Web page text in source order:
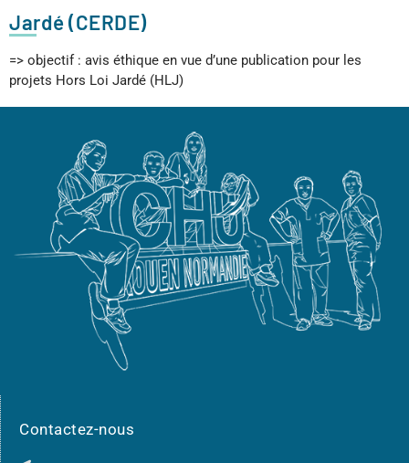
Jardé (CERDE)
=> objectif : avis éthique en vue d’une publication pour les
projets Hors Loi Jardé (HLJ)
Contactez-nous